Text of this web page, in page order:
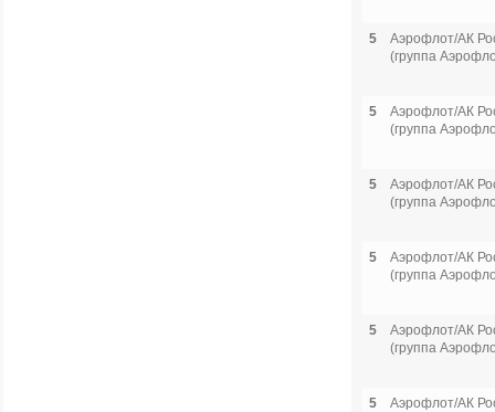
5
Аэрофлот/АК
(группа
5
Аэрофлот/АК
(группа
5
Аэрофлот/АК
(группа
5
Аэрофлот/АК
(группа
5
Аэрофлот/АК
(группа
5
Аэрофлот/АК